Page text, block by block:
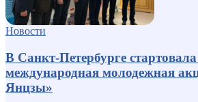
Новости
В Санкт-Петербурге
международная молодежная
Янцзы»